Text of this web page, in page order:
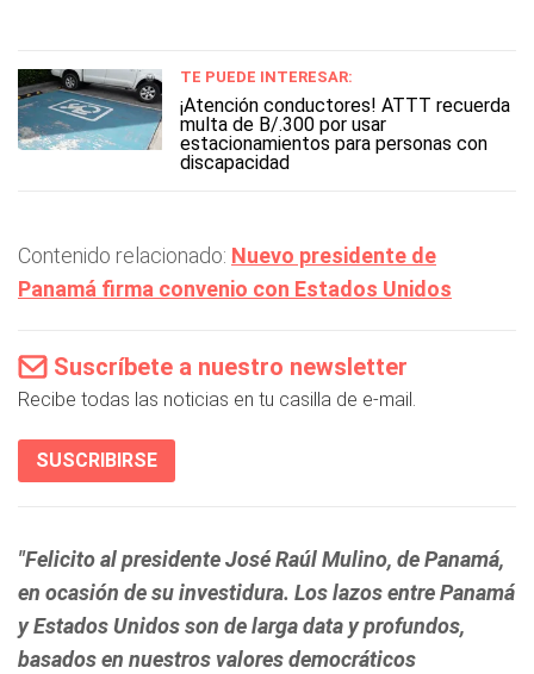
TE PUEDE INTERESAR:
¡Atención conductores! ATTT recuerda
multa de B/.300 por usar
estacionamientos para personas con
discapacidad
Contenido relacionado: Nuevo presidente de
Panamá firma convenio con Estados Unidos
Suscríbete a nuestro newsletter
Recibe todas las noticias en tu casilla de e-mail.
SUSCRIBIRSE
"Felicito al presidente José Raúl Mulino, de Panamá,
en ocasión de su investidura. Los lazos entre Panamá
y Estados Unidos son de larga data y profundos,
basados en nuestros valores democráticos